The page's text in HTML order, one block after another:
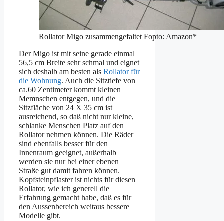
Rollator Migo zusammengefaltet Fopto: Amazon*
Der Migo ist mit seine gerade einmal
56,5 cm Breite sehr schmal und eignet
sich deshalb am besten als Rollator für
die Wohnung. Auch die Sitztiefe von
ca.60 Zentimeter kommt kleinen
Memnschen entgegen, und die
Sitzfläche von 24 X 35 cm ist
ausreichend, so daß nicht nur kleine,
schlanke Menschen Platz auf den
Rollator nehmen können. Die Räder
sind ebenfalls besser für den
Innenraum geeignet, außerhalb
werden sie nur bei einer ebenen
Straße gut damit fahren können.
Kopfsteinpflaster ist nichts für diesen
Rollator, wie ich generell die
Erfahrung gemacht habe, daß es für
den Aussenbereich weitaus bessere
Modelle gibt.